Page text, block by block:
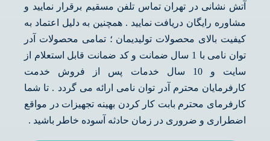
آتش نشانی در تهران تماس تلفن مسقیم برقرار نمایید و
مشاوره رایگان دریافت نمایید . همچنین به دلیل اعتماد به
کیفیت بالای محصولات تولیدیمان ؛ تمامی محصولات آدر
توان نامی با 1 سال ضمانت و کد ضمانت قابل استعلام از
سایت و 10 سال خدمات پس از فروش خدمت
کارفرمایان محترم آدر توان نامی ارائه می گردد . تا شما
کارفرمای محترم بابت کار کردن بهینه تجهیزات در مواقع
اضطراری و ضروری در زمان حادثه آسوده خاطر باشید .